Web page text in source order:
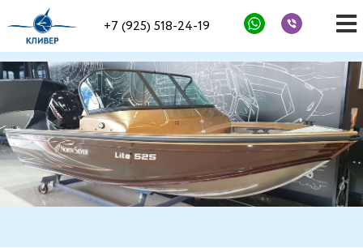
+7 (925) 518-24-19